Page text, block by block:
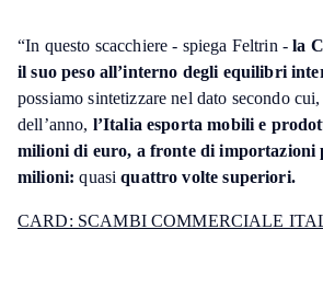
“In questo scacchiere - spiega Feltrin -la
il suo peso all’interno degli equilibri
possiamo sintetizzare nel dato secondo
dell’anno, l’Italia esporta mobili e
milioni di euro, a fronte di importazioni
milioni:quasiquattro volte superiori.
CARD: SCAMBI COMMERCIALE